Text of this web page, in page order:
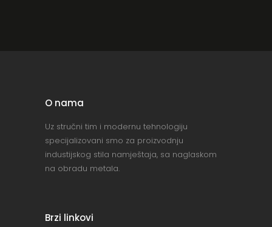
O nama
Uz stručni tim i modernu tehnologiju
specijalizovani smo za proizvodnju
industijskog stila namještaja, sa naglaskom
na obradu metala.
Brzi linkovi